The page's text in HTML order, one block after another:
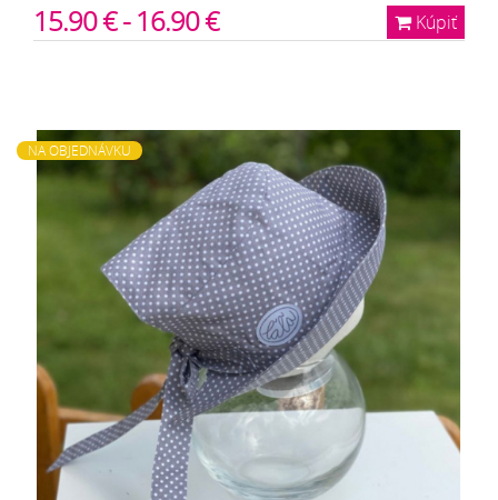
Kúpiť
15.90 € - 16.90 €
NA OBJEDNÁVKU